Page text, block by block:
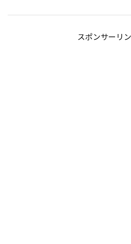
スポンサーリ